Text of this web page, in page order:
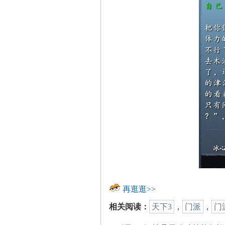
再逛逛>>
相关阅读： 天下3 ， 门派 ， 门